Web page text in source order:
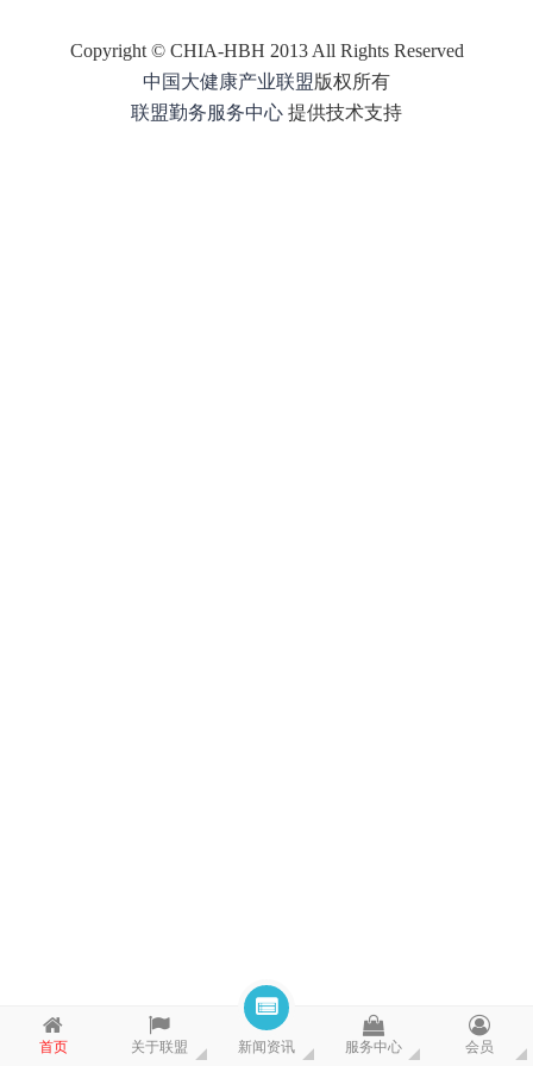
Copyright © CHIA-HBH 2013 All Rights Reserved
中国大健康产业联盟版权所有
联盟勤务服务中心 提供技术支持
首页 关于联盟 新闻资讯 服务中心 会员